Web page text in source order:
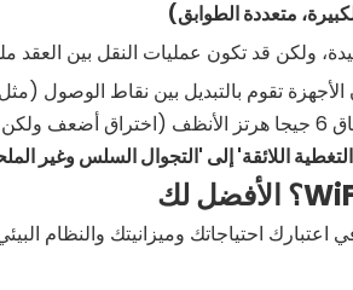
ولكن قد تكون عمليات النقل بين العقد
تقوم بالتبديل بين نقاط الوصول
(على غرار التسليم الخلوي). بالإضافة إلى نطاق 6 جيجا هرتز
اللائقة' إلى 'التجوال السلس وغير
احتياجاتك وميزانيتك والنظام